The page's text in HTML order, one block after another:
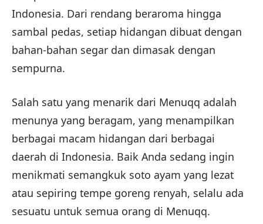
Indonesia. Dari rendang beraroma hingga
sambal pedas, setiap hidangan dibuat dengan
bahan-bahan segar dan dimasak dengan
sempurna.
Salah satu yang menarik dari Menuqq adalah
menunya yang beragam, yang menampilkan
berbagai macam hidangan dari berbagai
daerah di Indonesia. Baik Anda sedang ingin
menikmati semangkuk soto ayam yang lezat
atau sepiring tempe goreng renyah, selalu ada
sesuatu untuk semua orang di Menuqq.